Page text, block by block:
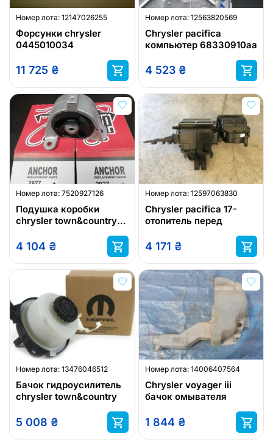
Номер лота: 12147026255
Форсунки chrysler
0445010034
11 725 ₴
Номер лота: 12563820569
Chrysler pacifica
компьютер 68330910aa
4 523 ₴
Номер лота: 7520927126
Подушка коробки
chrysler town&country
2001/2007
4 104 ₴
Номер лота: 12597063830
Chrysler pacifica 17-
отопитель перед
4 171 ₴
Номер лота: 13476046512
Бачок гидроусилитель
chrysler town&country
5 008 ₴
Номер лота: 14006407564
Chrysler voyager iii
бачок омывателя
1 844 ₴